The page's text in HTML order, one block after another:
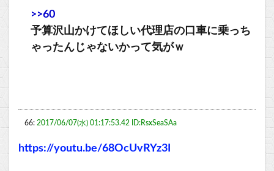
>>60
予算沢山かけてほしい代理店の口車に乗っち
ゃったんじゃないかって気がｗ
66: 2017/06/07(水) 01:17:53.42 ID:RsxSeaSAa
https://youtu.be/68OcUvRYz3I